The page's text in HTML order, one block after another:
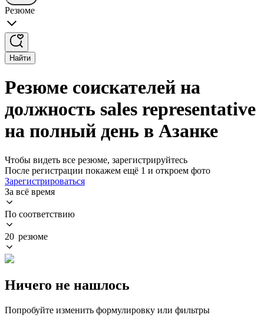
Резюме
Найти
Резюме соискателей на
должность sales representative
на полный день в Азанке
Чтобы видеть все резюме, зарегистрируйтесь
После регистрации покажем ещё 1 и откроем фото
Зарегистрироваться
За всё время
По соответствию
20 резюме
Ничего не нашлось
Попробуйте изменить формулировку или фильтры